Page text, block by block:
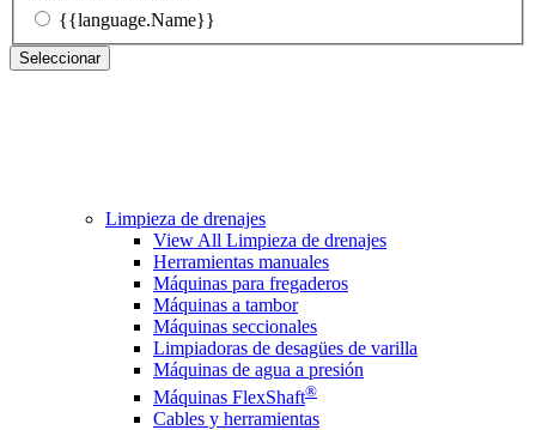
{{language.Name}}
Seleccionar
Limpieza de drenajes
View All Limpieza de drenajes
Herramientas manuales
Máquinas para fregaderos
Máquinas a tambor
Máquinas seccionales
Limpiadoras de desagües de varilla
Máquinas de agua a presión
Máquinas FlexShaft®
Cables y herramientas